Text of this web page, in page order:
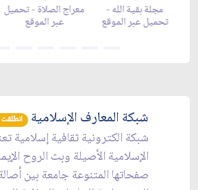
معراج الصلاة - تحميل
عبر الموقع
مجلة بقية الله -
تحميل عبر الموقع
شبكة المعارف الإسلامية انطلقت
شبكة الكترونية ثقافية إسلامية
الإسلامية الأصيلة وبث الروح
صفحاتها المتنوعة جامعة بين